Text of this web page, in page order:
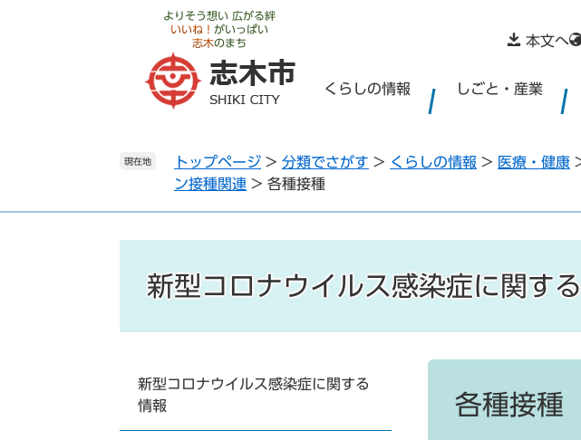
よりそう想い 広がる絆
いいね！ がいっぱい
志木のまち 本文へ
くらしの情報 しごと・産業
現在地 トップページ > 分類でさがす > くらしの情報 > 医療・健康
ン接種関連 > 各種接種
新型コロナウイルス感染症に関す
各種接種
新型コロナウイルス感染症に関する
情報